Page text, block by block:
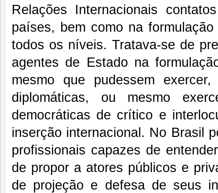
Relações Internacionais
países, bem como na
todos os níveis. Tratava-se de
agentes de Estado na
mesmo que pudessem
diplomáticas, ou mesmo
democráticas de crítico e
inserção internacional. No Brasil
profissionais capazes de
de propor a atores públicos e
de projeção e defesa de seus